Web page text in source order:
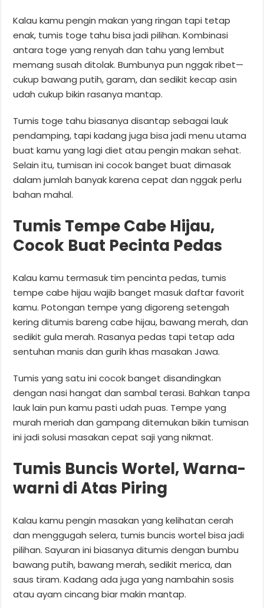
Kalau kamu pengin makan yang ringan tapi tetap
enak, tumis toge tahu bisa jadi pilihan. Kombinasi
antara toge yang renyah dan tahu yang lembut
memang susah ditolak. Bumbunya pun nggak ribet—
cukup bawang putih, garam, dan sedikit kecap asin
udah cukup bikin rasanya mantap.
Tumis toge tahu biasanya disantap sebagai lauk
pendamping, tapi kadang juga bisa jadi menu utama
buat kamu yang lagi diet atau pengin makan sehat.
Selain itu, tumisan ini cocok banget buat dimasak
dalam jumlah banyak karena cepat dan nggak perlu
bahan mahal.
Tumis Tempe Cabe Hijau,
Cocok Buat Pecinta Pedas
Kalau kamu termasuk tim pencinta pedas, tumis
tempe cabe hijau wajib banget masuk daftar favorit
kamu. Potongan tempe yang digoreng setengah
kering ditumis bareng cabe hijau, bawang merah, dan
sedikit gula merah. Rasanya pedas tapi tetap ada
sentuhan manis dan gurih khas masakan Jawa.
Tumis yang satu ini cocok banget disandingkan
dengan nasi hangat dan sambal terasi. Bahkan tanpa
lauk lain pun kamu pasti udah puas. Tempe yang
murah meriah dan gampang ditemukan bikin tumisan
ini jadi solusi masakan cepat saji yang nikmat.
Tumis Buncis Wortel, Warna-
warni di Atas Piring
Kalau kamu pengin masakan yang kelihatan cerah
dan menggugah selera, tumis buncis wortel bisa jadi
pilihan. Sayuran ini biasanya ditumis dengan bumbu
bawang putih, bawang merah, sedikit merica, dan
saus tiram. Kadang ada juga yang nambahin sosis
atau ayam cincang biar makin mantap.